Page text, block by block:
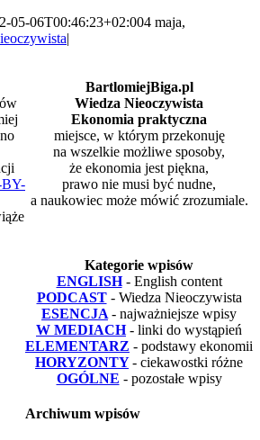
05-06T00:46:23+02:004 maja,
|
BartlomiejBiga.pl
Wiedza Nieoczywista
Ekonomia praktyczna
miejsce, w którym przekonuję
na wszelkie możliwe sposoby,
że ekonomia jest piękna,
prawo nie musi być nudne,
a naukowiec może mówić zrozumiale.
Kategorie wpisów
ENGLISH - English content
PODCAST - Wiedza Nieoczywista
ESENCJA - najważniejsze wpisy
W MEDIACH - linki do wystąpień
ELEMENTARZ - podstawy ekonomii
HORYZONTY - ciekawostki różne
OGÓLNE - pozostałe wpisy
Archiwum wpisów